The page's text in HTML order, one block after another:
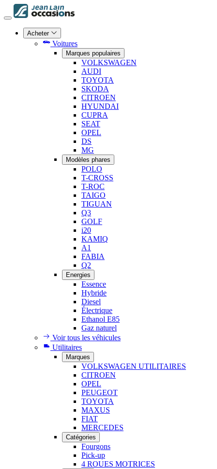
Acheter
Voitures
Marques populaires
VOLKSWAGEN
AUDI
TOYOTA
SKODA
CITROEN
HYUNDAI
CUPRA
SEAT
OPEL
DS
MG
Modèles phares
POLO
T-CROSS
T-ROC
TAIGO
TIGUAN
Q3
GOLF
i20
KAMIQ
A1
FABIA
Q2
Energies
Essence
Hybride
Diesel
Électrique
Ethanol E85
Gaz naturel
Voir tous les véhicules
Utilitaires
Marques
VOLKSWAGEN UTILITAIRES
CITROEN
OPEL
PEUGEOT
TOYOTA
MAXUS
FIAT
MERCEDES
Catégories
Fourgons
Pick-up
4 ROUES MOTRICES